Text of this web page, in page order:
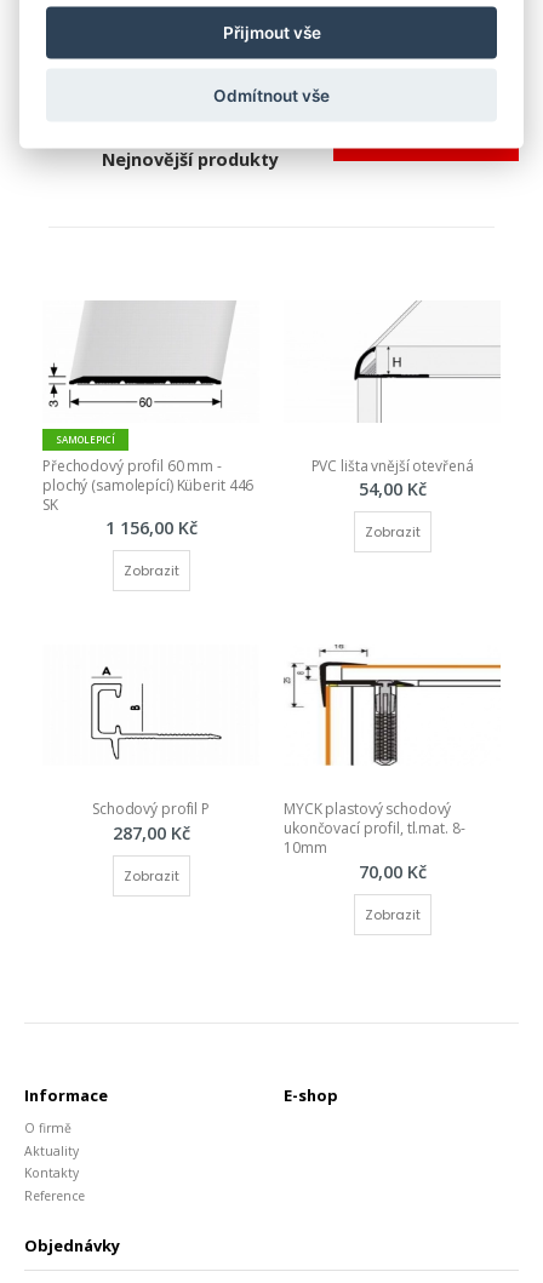
1 373,35 Kč
Nejnovější produkty
SAMOLEPICÍ
Přechodový profil 60 mm -
plochý (samolepící) Küberit 446
SK
1 156,00 Kč
Zobrazit
PVC lišta vnější otevřená
54,00 Kč
Zobrazit
Schodový profil P
287,00 Kč
Zobrazit
MYCK plastový schodový
ukončovací profil, tl.mat. 8-
10mm
70,00 Kč
Zobrazit
Informace
O firmě
Aktuality
Kontakty
Reference
E-shop
Objednávky
Přijmout vše
Odmítnout vše